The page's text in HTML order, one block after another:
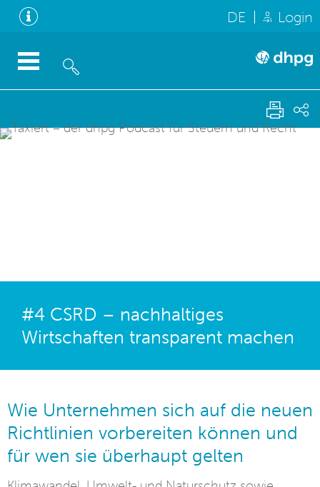
DE Login
#4 CSRD – nachhaltiges
Wirtschaften transparent machen
Wie Unternehmen sich auf die neuen
Richtlinien vorbereiten können und
für wen sie überhaupt gelten